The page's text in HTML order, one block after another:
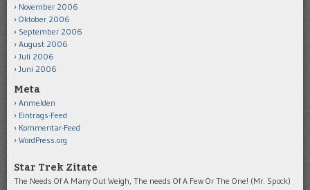
November 2006
Oktober 2006
September 2006
August 2006
Juli 2006
Juni 2006
Meta
Anmelden
Eintrags-Feed
Kommentar-Feed
WordPress.org
Star Trek Zitate
The Needs Of A Many Out Weigh, The needs Of A Few Or The One! (Mr. Spock)